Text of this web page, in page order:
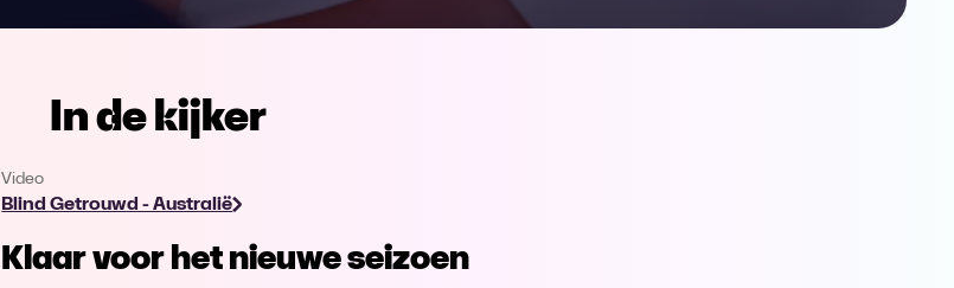
In de kijker
Video
Blind Getrouwd - Australië
Klaar voor het nieuwe seizoen